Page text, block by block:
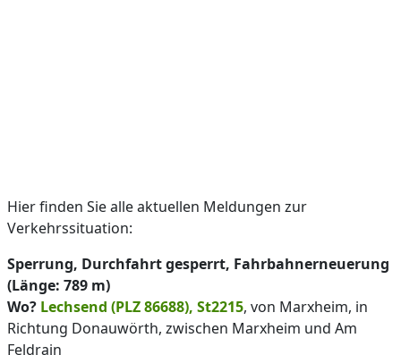
Hier finden Sie alle aktuellen Meldungen zur
Verkehrssituation:
Sperrung, Durchfahrt gesperrt, Fahrbahnerneuerung
(Länge: 789 m)
Wo? Lechsend (PLZ 86688), St2215, von Marxheim, in
Richtung Donauwörth, zwischen Marxheim und Am
Feldrain